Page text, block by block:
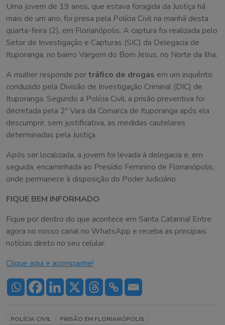
Uma jovem de 19 anos, que estava foragida da Justiça há
mais de um ano, foi presa pela Polícia Civil na manhã desta
quarta-feira (2), em Florianópolis. A captura foi realizada pelo
Setor de Investigação e Capturas (SIC) da Delegacia de
Ituporanga, no bairro Vargem do Bom Jesus, no Norte da Ilha.
A mulher responde portráfico de drogas em um inquérito
conduzido pela Divisão de Investigação Criminal (DIC) de
Ituporanga. Segundo a Polícia Civil, a prisão preventiva foi
decretada pela 2ª Vara da Comarca de Ituporanga após ela
descumprir, sem justificativa, as medidas cautelares
determinadas pela Justiça.
Após ser localizada, a jovem foi levada à delegacia e, em
seguida, encaminhada ao Presídio Feminino de Florianópolis,
onde permanece à disposição do Poder Judiciário.
FIQUE BEM INFORMADO
Fique por dentro do que acontece em Santa Catarina! Entre
agora no nosso canal no WhatsApp e receba as principais
notícias direto no seu celular.
Clique aqui e acompanhe!
POLÍCIA CIVIL
PRISÃO EM FLORIANÓPOLIS